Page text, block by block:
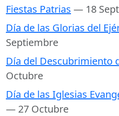
Fiestas Patrias — 18
Día de las Glorias del
Septiembre
Día del Descubrimiento
Octubre
Día de las Iglesias
— 27 Octubre